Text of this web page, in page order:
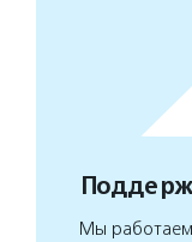
Мы